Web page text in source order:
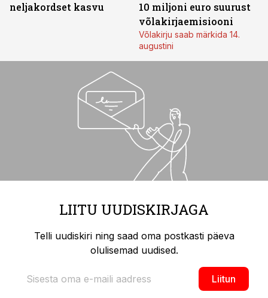
neljakordset kasvu
10 miljoni euro suurust
võlakirjaemisiooni
Võlakirju saab märkida 14.
augustini
LIITU UUDISKIRJAGA
Telli uudiskiri ning saad oma postkasti päeva
olulisemad uudised.
Liitun